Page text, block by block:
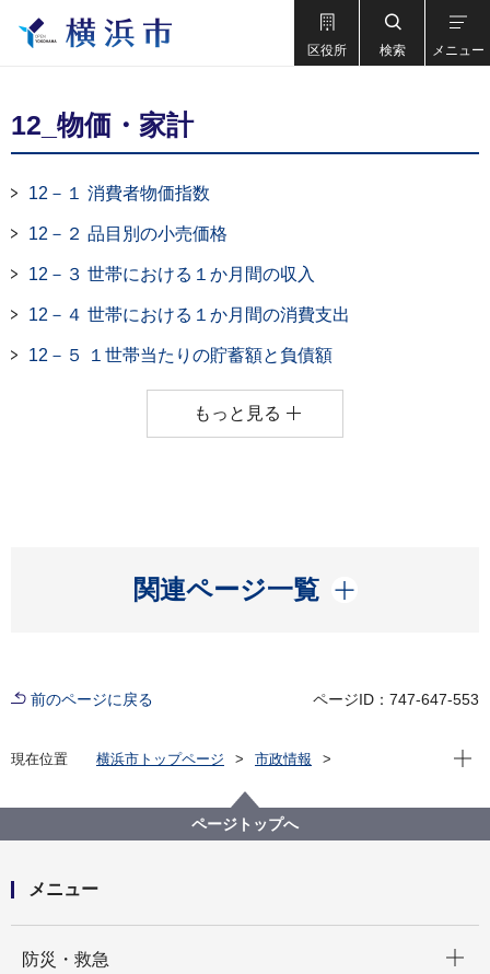
区役所 検索 メニュー
12_物価・家計
12－１ 消費者物価指数
12－２ 品目別の小売価格
12－３ 世帯における１か月間の収入
12－４ 世帯における１か月間の消費支出
12－５ １世帯当たりの貯蓄額と負債額
もっと見る
関連ページ一覧
開く
前のページに戻る ページID：747-647-553
現在位置 横浜市トップページ
市政情報
統計データをさがす（分野から）
現在
ページトップへ
メニュー
防災・救急